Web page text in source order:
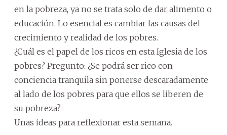
en la pobreza, ya no se trata solo de dar alimento o
educación. Lo esencial es cambiar las causas del
crecimiento y realidad de los pobres.
¿Cuál es el papel de los ricos en esta Iglesia de los
pobres? Pregunto: ¿Se podrá ser rico con
conciencia tranquila sin ponerse descaradamente
al lado de los pobres para que ellos se liberen de
su pobreza?
Unas ideas para reflexionar esta semana.